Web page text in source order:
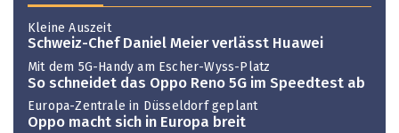
Kleine Auszeit
Schweiz-Chef Daniel Meier verlässt Huawei
Mit dem 5G-Handy am Escher-Wyss-Platz
So schneidet das Oppo Reno 5G im Speedtest ab
Europa-Zentrale in Düsseldorf geplant
Oppo macht sich in Europa breit